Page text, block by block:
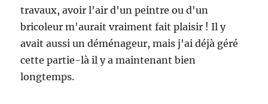
travaux, avoir l'air d'un peintre ou d'un
bricoleur m'aurait vraiment fait plaisir ! Il y
avait aussi un déménageur, mais j'ai déjà géré
cette partie-là il y a maintenant bien
longtemps.